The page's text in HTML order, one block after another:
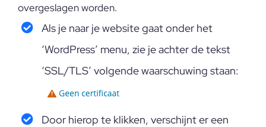
overgeslagen worden.
Als je naar je website gaat onder het
‘WordPress’ menu, zie je achter de tekst
‘SSL/TLS’ volgende waarschuwing staan:
Door hierop te klikken, verschijnt er een